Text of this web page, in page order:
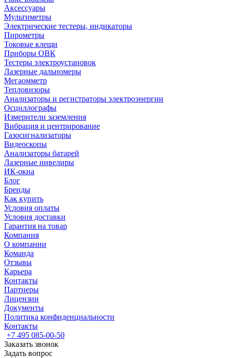
Аксессуары
Мультиметры
Электрические тестеры, индикаторы
Пирометры
Токовые клещи
Приборы ОВК
Тестеры электроустановок
Лазерные дальномеры
Мегаомметр
Тепловизоры
Анализаторы и регистраторы электроэнергии
Осциллографы
Измерители заземления
Вибрация и центрирование
Газосигнализаторы
Видеоскопы
Анализаторы батарей
Лазерные нивелиры
ИК-окна
Блог
Бренды
Как купить
Условия оплаты
Условия доставки
Гарантия на товар
Компания
О компании
Команда
Отзывы
Карьера
Контакты
Партнеры
Лицензии
Документы
Политика конфиденциальности
Контакты
+7 495 085-00-50
Заказать звонок
Задать вопрос